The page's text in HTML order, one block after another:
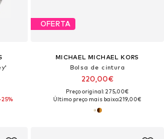
OFERTA
MICHAEL MICHAEL KORS
Bolsa de cintura
220,00€
Preço original: 275,00€
Último preço mais baixo:219,00€